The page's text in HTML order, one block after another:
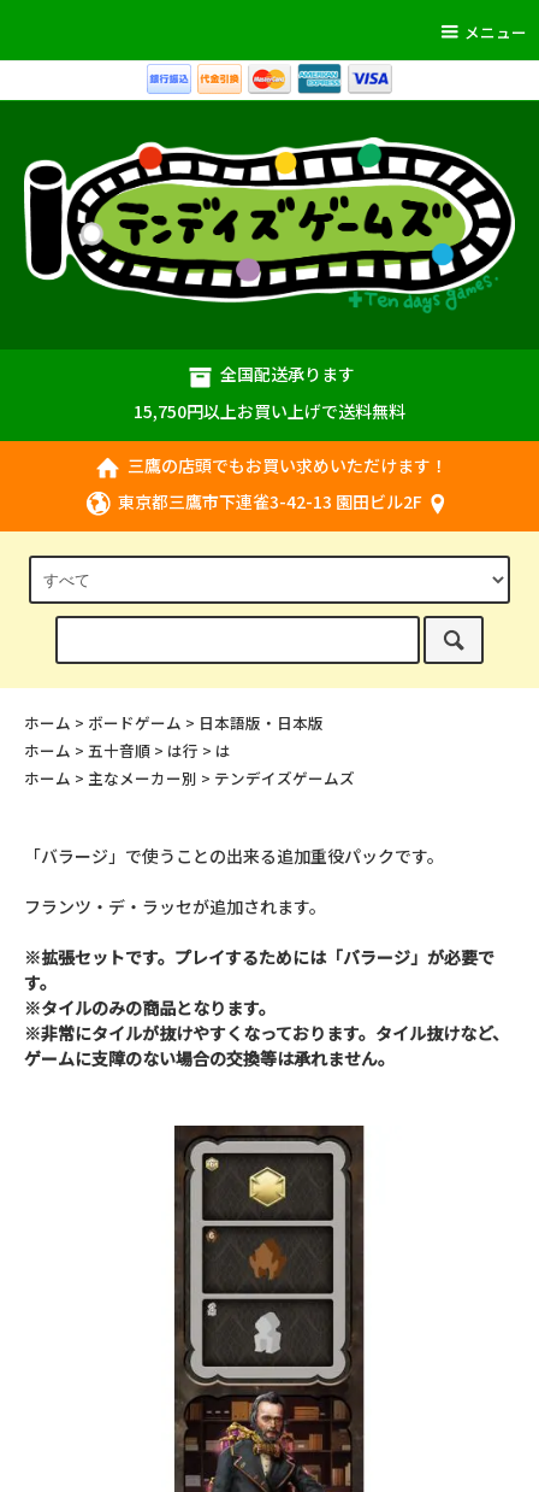
メニュー
全国配送承ります
15,750円以上お買い上げで送料無料
三鷹の店頭でもお買い求めいただけます！
東京都三鷹市下連雀3-42-13 園田ビル2F
ホーム > ボードゲーム > 日本語版・日本版
ホーム > 五十音順 > は行 > は
ホーム > 主なメーカー別 > テンデイズゲームズ
「バラージ」で使うことの出来る追加重役パックです。
フランツ・デ・ラッセが追加されます。
※拡張セットです。プレイするためには「バラージ」が必要で
す。
※タイルのみの商品となります。
※非常にタイルが抜けやすくなっております。タイル抜けなど、
ゲームに支障のない場合の交換等は承れません。